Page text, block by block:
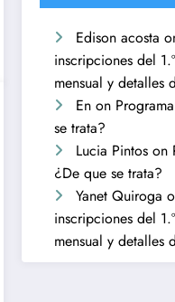
Edison acosta
inscripciones del
mensual y detalles
En on
se trata?
Lucia Pintos on
¿De que se trata?
Yanet Quiroga
inscripciones del
mensual y detalles